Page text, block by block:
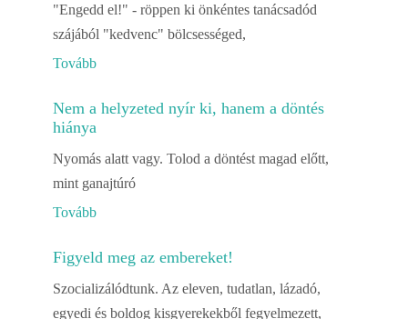
"Engedd el!" - röppen ki önkéntes tanácsadód
szájából "kedvenc" bölcsességed,
Tovább
Nem a helyzeted nyír ki, hanem a döntés
hiánya
Nyomás alatt vagy. Tolod a döntést magad előtt,
mint ganajtúró
Tovább
Figyeld meg az embereket!
Szocializálódtunk. Az eleven, tudatlan, lázadó,
egyedi és boldog kisgyerekekből fegyelmezett,